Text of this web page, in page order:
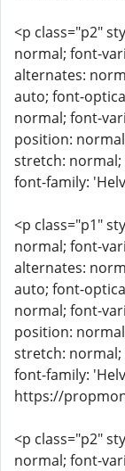
<p class="p2"
normal; font-
alternates:
auto; font-
normal; font-
position:
stretch: normal;
font-family:
<p class="p1"
normal; font-
alternates:
auto; font-
normal; font-
position:
stretch: normal;
font-family:
https://
<p class="p2"
normal; font-